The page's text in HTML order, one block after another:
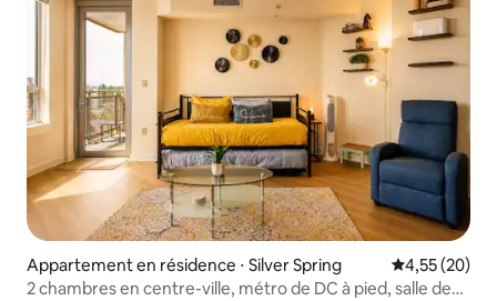
Appartement en résidence ⋅ Silver Spring Évaluation
4,55 (20)
2 chambres en centre-ville, métro de DC à pied, salle de